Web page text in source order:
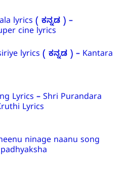
lyrics ( ಕನ್ನಡ ) –
cine lyrics
lyrics ( ಕನ್ನಡ ) – Kantara
Lyrics – Shri Purandara
Lyrics
ninage naanu song